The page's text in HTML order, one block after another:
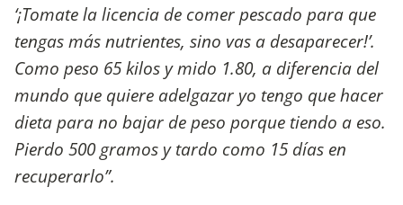
‘¡Tomate la licencia de comer pescado para que
tengas más nutrientes, sino vas a desaparecer!’.
Como peso 65 kilos y mido 1.80, a diferencia del
mundo que quiere adelgazar yo tengo que hacer
dieta para no bajar de peso porque tiendo a eso.
Pierdo 500 gramos y tardo como 15 días en
recuperarlo”.